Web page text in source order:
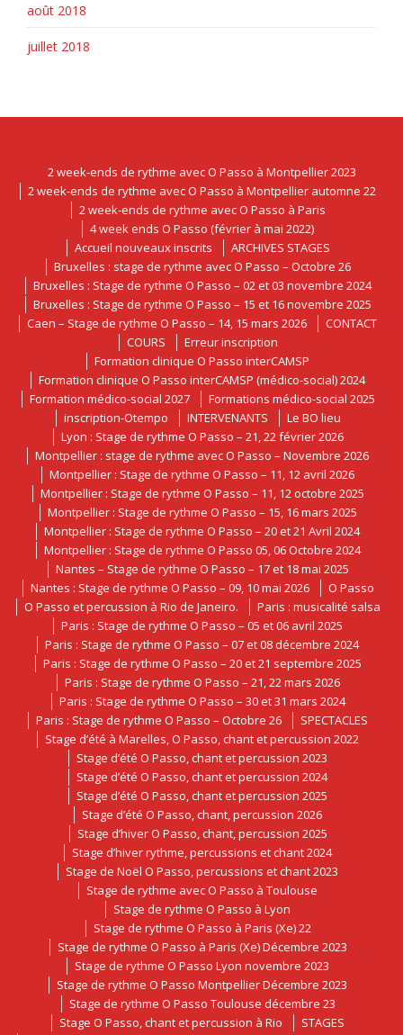
août 2018
juillet 2018
2 week-ends de rythme avec O Passo à Montpellier 2023
2 week-ends de rythme avec O Passo à Montpellier automne 22
2 week-ends de rythme avec O Passo à Paris
4 week ends O Passo (février à mai 2022)
Accueil nouveaux inscrits
ARCHIVES STAGES
Bruxelles : stage de rythme avec O Passo – Octobre 26
Bruxelles : Stage de rythme O Passo – 02 et 03 novembre 2024
Bruxelles : Stage de rythme O Passo – 15 et 16 novembre 2025
Caen – Stage de rythme O Passo – 14, 15 mars 2026
CONTACT
COURS
Erreur inscription
Formation clinique O Passo interCAMSP
Formation clinique O Passo interCAMSP (médico-social) 2024
Formation médico-social 2027
Formations médico-social 2025
inscription-Otempo
INTERVENANTS
Le BO lieu
Lyon : Stage de rythme O Passo – 21, 22 février 2026
Montpellier : stage de rythme avec O Passo – Novembre 2026
Montpellier : Stage de rythme O Passo – 11, 12 avril 2026
Montpellier : Stage de rythme O Passo – 11, 12 octobre 2025
Montpellier : Stage de rythme O Passo – 15, 16 mars 2025
Montpellier : Stage de rythme O Passo – 20 et 21 Avril 2024
Montpellier : Stage de rythme O Passo 05, 06 Octobre 2024
Nantes – Stage de rythme O Passo – 17 et 18 mai 2025
Nantes : Stage de rythme O Passo – 09, 10 mai 2026
O Passo
O Passo et percussion à Rio de Janeiro.
Paris : musicalité salsa
Paris : Stage de rythme O Passo – 05 et 06 avril 2025
Paris : Stage de rythme O Passo – 07 et 08 décembre 2024
Paris : Stage de rythme O Passo – 20 et 21 septembre 2025
Paris : Stage de rythme O Passo – 21, 22 mars 2026
Paris : Stage de rythme O Passo – 30 et 31 mars 2024
Paris : Stage de rythme O Passo – Octobre 26
SPECTACLES
Stage d’été à Marelles, O Passo, chant et percussion 2022
Stage d’été O Passo, chant et percussion 2023
Stage d’été O Passo, chant et percussion 2024
Stage d’été O Passo, chant et percussion 2025
Stage d’été O Passo, chant, percussion 2026
Stage d’hiver O Passo, chant, percussion 2025
Stage d’hiver rythme, percussions et chant 2024
Stage de Noël O Passo, percussions et chant 2023
Stage de rythme avec O Passo à Toulouse
Stage de rythme O Passo à Lyon
Stage de rythme O Passo à Paris (Xe) 22
Stage de rythme O Passo à Paris (Xe) Décembre 2023
Stage de rythme O Passo Lyon novembre 2023
Stage de rythme O Passo Montpellier Décembre 2023
Stage de rythme O Passo Toulouse décembre 23
Stage O Passo, chant et percussion à Rio
STAGES